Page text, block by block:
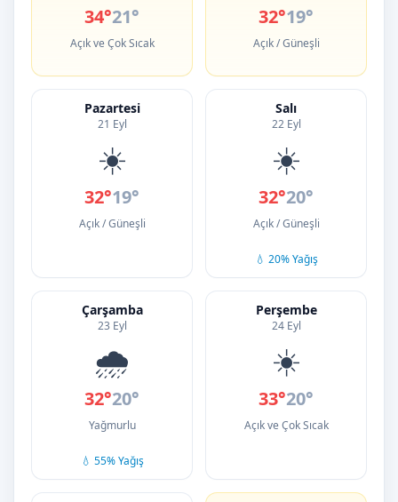
34°21°
Açık ve Çok Sıcak
32°19°
Açık / Güneşli
Pazartesi
21 Eyl
☀️
32°19°
Açık / Güneşli
Salı
22 Eyl
☀️
32°20°
Açık / Güneşli
💧 20% Yağış
Çarşamba
23 Eyl
🌧️
32°20°
Yağmurlu
💧 55% Yağış
Perşembe
24 Eyl
☀️
33°20°
Açık ve Çok Sıcak